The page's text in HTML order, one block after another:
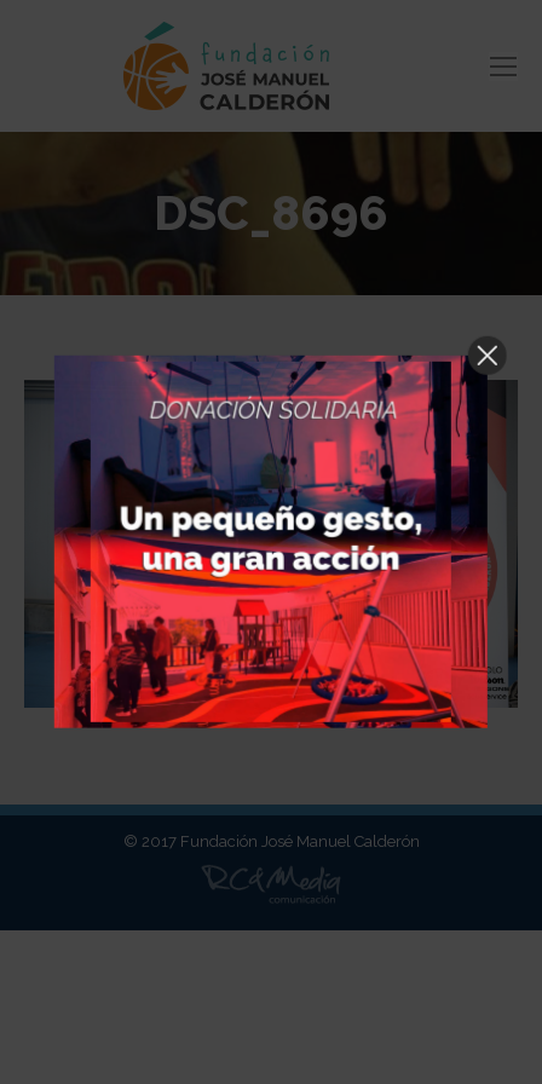
DSC_8696
Estás aquí:
© 2017 Fundación José Manuel Calderón